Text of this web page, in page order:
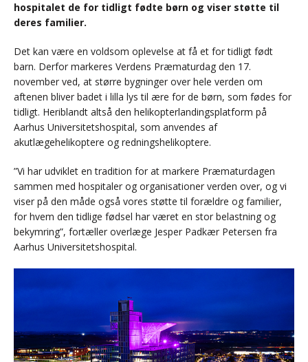
hospitalet de for tidligt fødte børn og viser støtte til
deres familier.
Det kan være en voldsom oplevelse at få et for tidligt født
barn. Derfor markeres Verdens Præmaturdag den 17.
november ved, at større bygninger over hele verden om
aftenen bliver badet i lilla lys til ære for de børn, som fødes for
tidligt. Heriblandt altså den helikopterlandingsplatform på
Aarhus Universitetshospital, som anvendes af
akutlægehelikoptere og redningshelikoptere.
”Vi har udviklet en tradition for at markere Præmaturdagen
sammen med hospitaler og organisationer verden over, og vi
viser på den måde også vores støtte til forældre og familier,
for hvem den tidlige fødsel har været en stor belastning og
bekymring”, fortæller overlæge Jesper Padkær Petersen fra
Aarhus Universitetshospital.